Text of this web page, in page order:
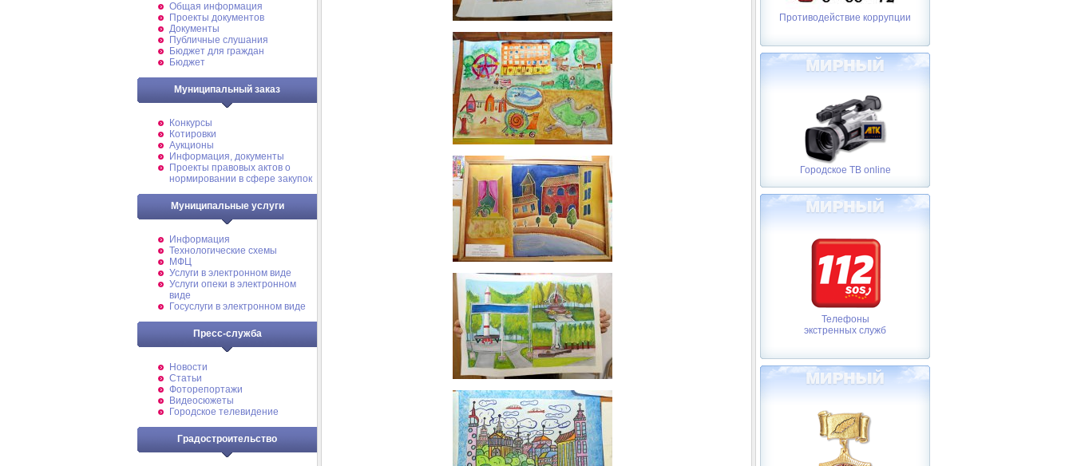
Общая информация
Проекты документов
Документы
Публичные слушания
Бюджет для граждан
Бюджет
Муниципальный заказ
Конкурсы
Котировки
Аукционы
Информация, документы
Проекты правовых актов о
нормировании в сфере закупок
Муниципальные услуги
Информация
Технологические схемы
МФЦ
Услуги в электронном виде
Услуги опеки в электронном
виде
Госуслуги в электронном виде
Пресс-служба
Новости
Статьи
Фоторепортажи
Видеосюжеты
Городское телевидение
Градостроительство
Противодействие коррупции
Городское ТВ online
Телефоны
экстренных служб